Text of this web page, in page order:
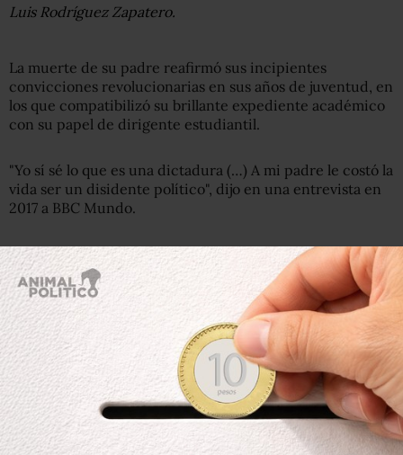
Luis Rodríguez Zapatero.
La muerte de su padre reafirmó sus incipientes
convicciones revolucionarias en sus años de juventud, en
los que compatibilizó su brillante expediente académico
con su papel de dirigente estudiantil.
"Yo sí sé lo que es una dictadura (…) A mi padre le costó la
vida ser un disidente político", dijo en una entrevista en
2017 a BBC Mundo.
Maduro suele referirse a ella solo por su nombre de pila y
fue con él en la presidencia cuando su carrera política
despegó.
Antes, en tiempos de Chávez había sido directora de
Asuntos Internacionales del Ministerio de Energía y
Minas y vicecanciller de Venezuela para Europa. Pero
quedó apartada del círculo de confianza del entonces
presidente.